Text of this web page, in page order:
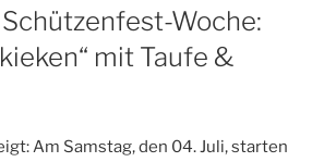
Woche:
mit Taufe &
Am Samstag, den 04. Juli, starten